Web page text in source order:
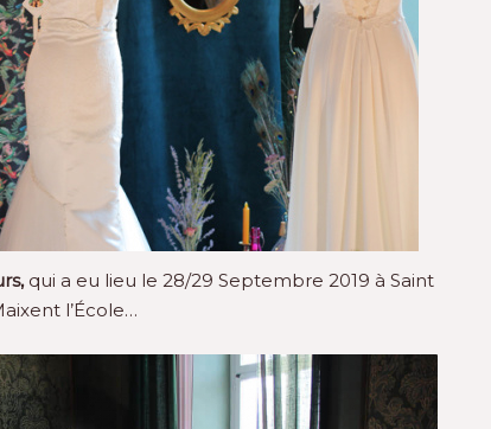
qui a eu lieu le 28/29 Septembre 2019 à Saint
l’École…